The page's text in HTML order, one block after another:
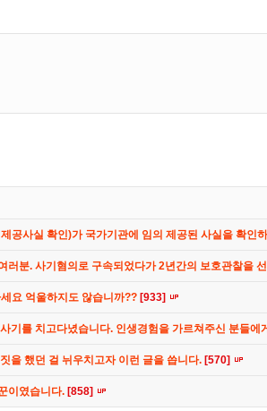
공사실 확인)가 국가기관에 임의 제공된 사실을 확인
러분. 사기혐의로 구속되었다가 2년간의 보호관찰을
요 억울하지도 않습니까?? [933]
기를 치고다녔습니다. 인생경험을 가르쳐주신 분들에
을 했던 걸 뉘우치고자 이런 글을 씁니다. [570]
이였습니다. [858]